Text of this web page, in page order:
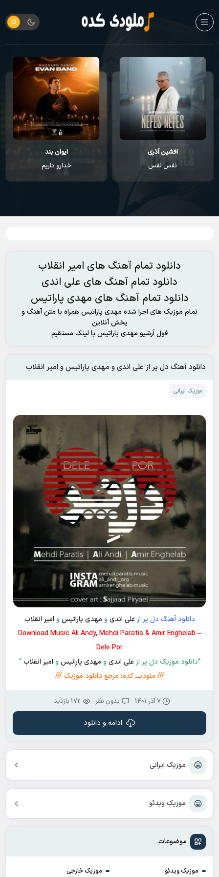
افشین آذری
نفس نفس
ایوان بند
خدارو داریم
موزیک ایرانی
موزیک ویدئو
موضوعات
موزیک ویدئو موزیک خارجی
دانلود تمام آهنگ های امیر انقلاب
دانلود تمام آهنگ های علی اندی
دانلود تمام آهنگ های مهدی پاراتیس
تمام موزیک های اجرا شده مهدی پاراتیس همراه با متن آهنگ و
پخش آنلاین
فول آرشیو مهدی پاراتیس با لینک مستقیم
دانلود آهنگ دل پر از علی اندی و مهدی پاراتیس و امیر انقلاب
موزیک ایرانی
دانلود آهنگ دل پر ازعلی اندیو مهدی پاراتیسو امیر انقلاب
Download Music Ali Andy, Mehdi Paratis & Amir Enghelab –
Dele Por
“دانلود موزیک دل پر ازعلی اندیو مهدی پاراتیسو امیر انقلاب“
/// ملودیـــ کده؛ مرجع دانلود موزیک ///
7 آذر 1401 بدون نظر 172 بازدید
ادامه و دانلود